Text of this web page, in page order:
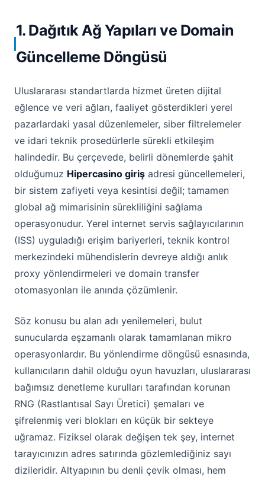
1. Dağıtık Ağ Yapıları ve Domain
Güncelleme Döngüsü
Uluslararası standartlarda hizmet üreten dijital
eğlence ve veri ağları, faaliyet gösterdikleri yerel
pazarlardaki yasal düzenlemeler, siber filtrelemeler
ve idari teknik prosedürlerle sürekli etkileşim
halindedir. Bu çerçevede, belirli dönemlerde şahit
olduğumuz Hipercasino giriş adresi güncellemeleri,
bir sistem zafiyeti veya kesintisi değil; tamamen
global ağ mimarisinin sürekliliğini sağlama
operasyonudur. Yerel internet servis sağlayıcılarının
(ISS) uyguladığı erişim bariyerleri, teknik kontrol
merkezindeki mühendislerin devreye aldığı anlık
proxy yönlendirmeleri ve domain transfer
otomasyonları ile anında çözümlenir.
Söz konusu bu alan adı yenilemeleri, bulut
sunucularda eşzamanlı olarak tamamlanan mikro
operasyonlardır. Bu yönlendirme döngüsü esnasında,
kullanıcıların dahil olduğu oyun havuzları, uluslararası
bağımsız denetleme kurulları tarafından korunan
RNG (Rastlantısal Sayı Üretici) şemaları ve
şifrelenmiş veri blokları en küçük bir sekteye
uğramaz. Fiziksel olarak değişen tek şey, internet
tarayıcınızın adres satırında gözlemlediğiniz sayı
dizileridir. Altyapının bu denli çevik olması, hem